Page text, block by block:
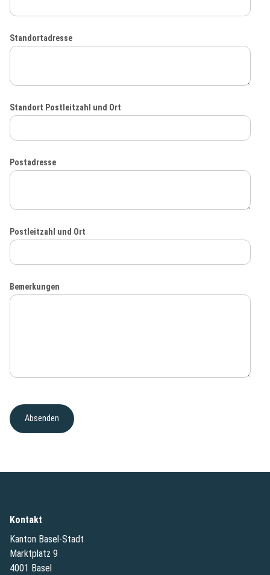
Standortadresse
Standort Postleitzahl und Ort
Postadresse
Postleitzahl und Ort
Bemerkungen
Kontakt
Kanton Basel-Stadt
Marktplatz 9
4001 Basel